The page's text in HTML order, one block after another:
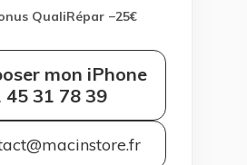
QualiRépar −25€
mon iPhone
45 31 78 39